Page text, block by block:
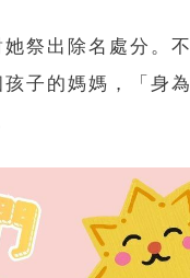
祭出除名處分。不
子的媽媽，「身為